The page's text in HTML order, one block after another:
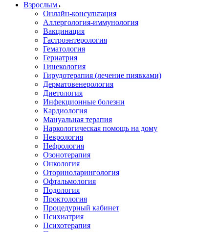
Взрослым
Онлайн-консультация
Аллергология-иммунология
Вакцинация
Гастроэнтерология
Гематология
Гериатрия
Гинекология
Гирудотерапия (лечение пиявками)
Дерматовенерология
Диетология
Инфекционные болезни
Кардиология
Мануальная терапия
Наркологическая помощь на дому
Неврология
Нефрология
Озонотерапия
Онкология
Оториноларингология
Офтальмология
Подология
Проктология
Процедурный кабинет
Психиатрия
Психотерапия